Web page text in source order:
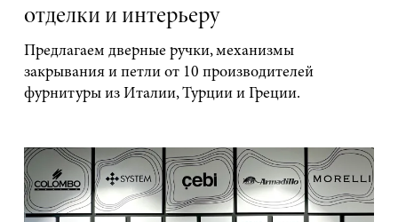
отделки и интерьеру
Предлагаем дверные ручки, механизмы
закрывания и петли от 10 производителей
фурнитуры из Италии, Турции и Греции.